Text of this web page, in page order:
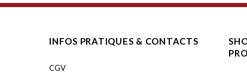
INFOS PRATIQUES & CONTACTS
CGV